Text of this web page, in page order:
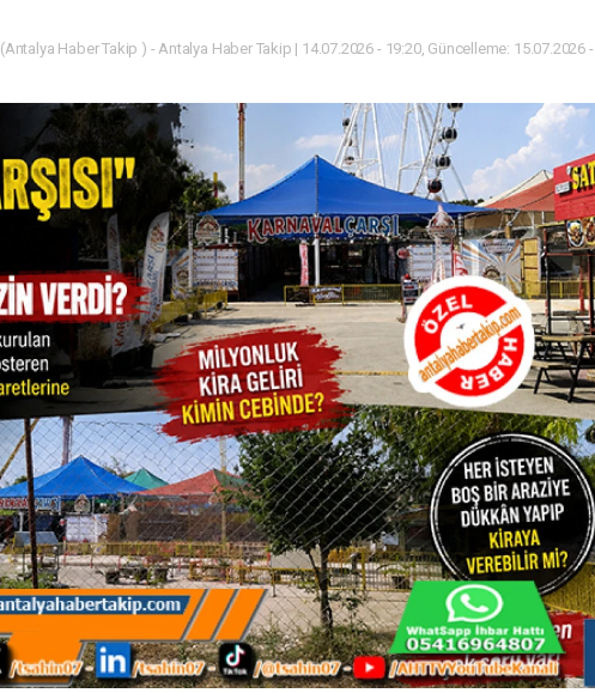
(Antalya Haber Takip ) - Antalya Haber Takip | 14.07.2026 - 19:20, Güncelleme: 15.07.2026